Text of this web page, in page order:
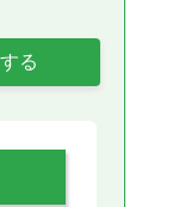
る